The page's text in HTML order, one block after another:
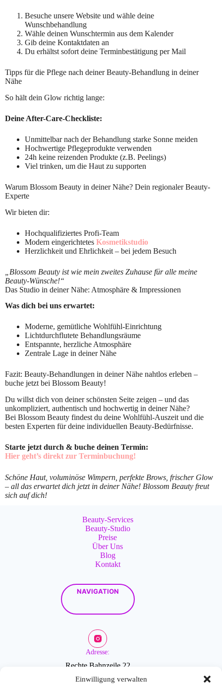
Einwilligung verwalten
Besuche unsere Website und wähle deine
Wunschbehandlung
Wähle deinen Wunschtermin aus dem Kalender
Gib deine Kontaktdaten an
Du erhältst sofort deine Terminbestätigung per Mail
Tipps für die Pflege nach deiner Beauty-Behandlung in deiner
Nähe
So hält dein Glow richtig lange:
Deine After-Care-Checkliste:
Unmittelbar nach der Behandlung starke Sonne meiden
Hochwertige Pflegeprodukte verwenden
24h keine reizenden Produkte (z.B. Peelings)
Viel trinken, um die Haut zu supporten
Warum Blossom Beauty in deiner Nähe? Dein regionaler Beauty-
Experte
Wir bieten dir:
Hochqualifiziertes Profi-Team
Modern eingerichtetes Kosmetikstudio
Herzlichkeit und Ehrlichkeit – bei jedem Besuch
„Blossom Beauty ist wie mein zweites Zuhause für alle meine
Beauty-Wünsche!“
Das Studio in deiner Nähe: Atmosphäre & Impressionen
Was dich bei uns erwartet:
Moderne, gemütliche Wohlfühl-Einrichtung
Lichtdurchflutete Behandlungsräume
Entspannte, herzliche Atmosphäre
Zentrale Lage in deiner Nähe
Fazit: Beauty-Behandlungen in deiner Nähe nahtlos erleben –
buche jetzt bei Blossom Beauty!
Du willst dich von deiner schönsten Seite zeigen – und das
unkompliziert, authentisch und hochwertig in deiner Nähe?
Bei Blossom Beauty findest du deine Wohlfühl-Auszeit und die
besten Experten für deine individuellen Beauty-Bedürfnisse.
Starte jetzt durch & buche deinen Termin:
Hier geht’s direkt zur Terminbuchung!
Schöne Haut, voluminöse Wimpern, perfekte Brows, frischer Glow
– all das erwartet dich jetzt in deiner Nähe! Blossom Beauty freut
sich auf dich!
Beauty-Services
Beauty-Studio
Preise
Über Uns
Blog
Kontakt
NAVIGATION
Adresse:
Rechte Bahnzeile 22